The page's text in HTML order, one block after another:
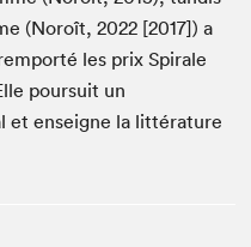
(Noroît, 2022 [2017]) a
les prix Spirale
poursuit un
et enseigne la littérature